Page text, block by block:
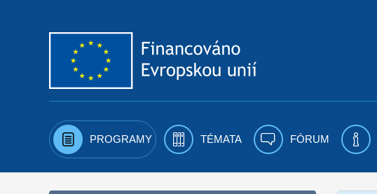
PROGRAMY TÉMATA FÓRUM